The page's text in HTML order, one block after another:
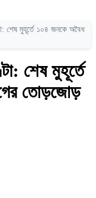
শেষ মুহূর্তে ১০৪ জনকে অবৈধ
শেষ মুহূর্তে
তোড়জোড়